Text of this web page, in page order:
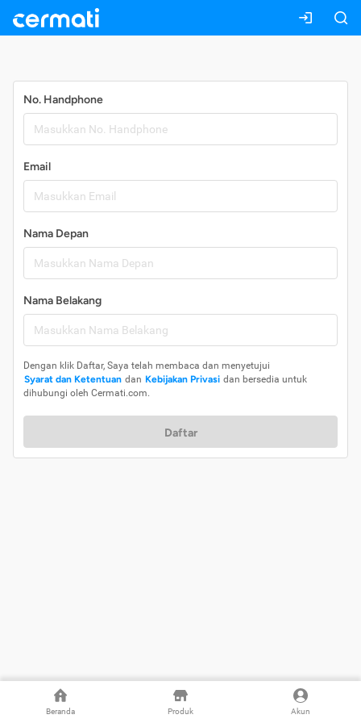
Beranda Produk Akun
No. Handphone
Email
Nama Depan
Nama Belakang
Dengan klik Daftar, Saya telah membaca dan menyetujui
Syarat dan Ketentuan dan Kebijakan Privasi dan bersedia untuk
dihubungi oleh Cermati.com.
Daftar